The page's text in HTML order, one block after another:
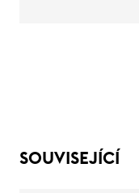
SOUVISEJÍCÍ